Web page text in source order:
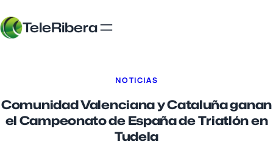
TeleRibera
NOTICIAS
Comunidad Valenciana y Cataluña ganan
el Campeonato de España de Triatlón en
Tudela